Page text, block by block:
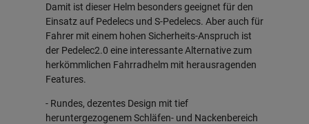
Damit ist dieser Helm besonders geeignet für den
Einsatz auf Pedelecs und S-Pedelecs. Aber auch für
Fahrer mit einem hohen Sicherheits-Anspruch ist
der Pedelec2.0 eine interessante Alternative zum
herkömmlichen Fahrradhelm mit herausragenden
Features.
- Rundes, dezentes Design mit tief
heruntergezogenem Schläfen- und Nackenbereich